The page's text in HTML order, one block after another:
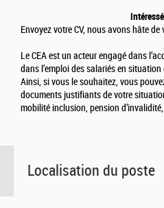
Envoyez votre CV, nous avons hâte
Le CEA est un acteur engagé dans
dans l’emploi des salariés en
Ainsi, si vous le souhaitez, vous
documents justifiants de votre
mobilité inclusion, pension
Localisation du poste